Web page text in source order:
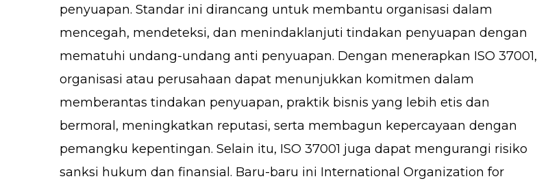
penyuapan. Standar ini dirancang untuk membantu organisasi dalam
mencegah, mendeteksi, dan menindaklanjuti tindakan penyuapan dengan
mematuhi undang-undang anti penyuapan. Dengan menerapkan ISO 37001,
organisasi atau perusahaan dapat menunjukkan komitmen dalam
memberantas tindakan penyuapan, praktik bisnis yang lebih etis dan
bermoral, meningkatkan reputasi, serta membagun kepercayaan dengan
pemangku kepentingan. Selain itu, ISO 37001 juga dapat mengurangi risiko
sanksi hukum dan finansial. Baru-baru ini International Organization for